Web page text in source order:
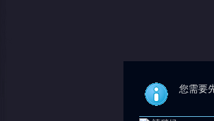
您需要